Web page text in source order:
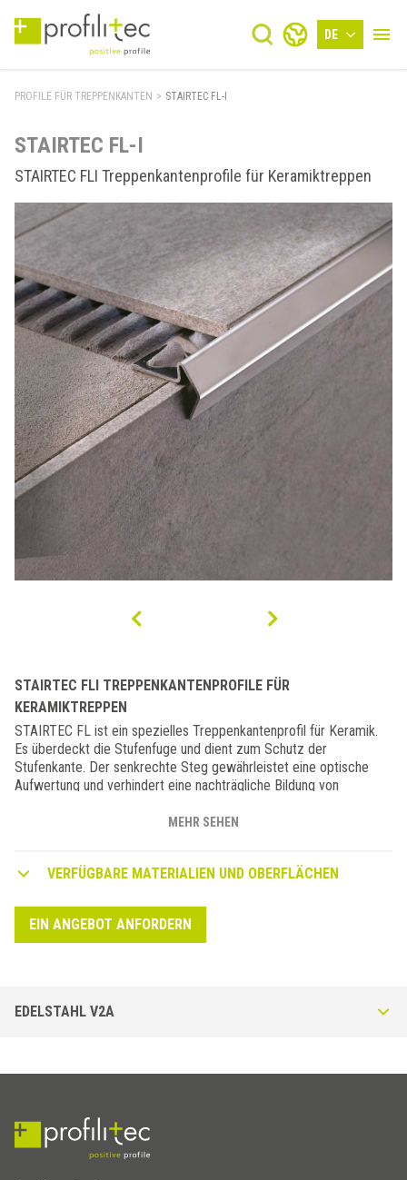
DE
PROFILE FÜR TREPPENKANTEN > STAIRTEC FL-I
STAIRTEC FL-I
STAIRTEC FLI Treppenkantenprofile für Keramiktreppen
STAIRTEC FLI TREPPENKANTENPROFILE FÜR
KERAMIKTREPPEN
STAIRTEC FL ist ein spezielles Treppenkantenprofil für Keramik.
Es überdeckt die Stufenfuge und dient zum Schutz der
Stufenkante. Der senkrechte Steg gewährleistet eine optische
Aufwertung und verhindert eine nachträgliche Bildung von
anstückeln des Belages im Kantenbereich. Empfehlenswert ist der
MEHR SEHEN
VERFÜGBARE MATERIALIEN UND OBERFLÄCHEN
EIN ANGEBOT ANFORDERN
EDELSTAHL V2A
Treppenprofil aus Edelstahl, besonders beständig gegen Korrosion.